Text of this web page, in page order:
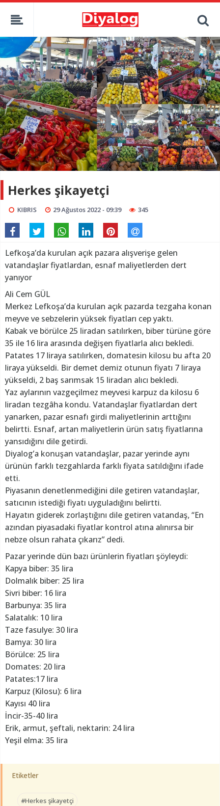
Herkes şikayetçi
KIBRIS 29 Ağustos 2022 - 09:39 345
Lefkoşa’da kurulan açık pazara alışverişe gelen
vatandaşlar fiyatlardan, esnaf maliyetlerden dert
yanıyor
Ali Cem GÜL
Merkez Lefkoşa’da kurulan açık pazarda tezgaha konan
meyve ve sebzelerin yüksek fiyatları cep yaktı.
Kabak ve börülce 25 liradan satılırken, biber türüne göre
35 ile 16 lira arasında değişen fiyatlarla alıcı bekledi.
Patates 17 liraya satılırken, domatesin kilosu bu afta 20
liraya yükseldi. Bir demet demiz otunun fiyatı 7 liraya
yükseldi, 2 baş sarımsak 15 liradan alıcı bekledi.
Yaz aylarının vazgeçilmez meyvesi karpuz da kilosu 6
liradan tezgâha kondu. Vatandaşlar fiyatlardan dert
yanarken, pazar esnafı girdi maliyetlerinin arttığını
belirtti. Esnaf, artan maliyetlerin ürün satış fiyatlarına
yansıdığını dile getirdi.
Diyalog’a konuşan vatandaşlar, pazar yerinde aynı
ürünün farklı tezgahlarda farklı fiyata satıldığını ifade
etti.
Piyasanın denetlenmediğini dile getiren vatandaşlar,
satıcının istediği fiyatı uyguladığını belirtti.
Hayatın giderek zorlaştığını dile getiren vatandaş, “En
azından piyasadaki fiyatlar kontrol atına alınırsa bir
nebze olsun rahata çıkarız” dedi.
Pazar yerinde dün bazı ürünlerin fiyatları şöyleydi:
Kapya biber: 35 lira
Dolmalık biber: 25 lira
Sivri biber: 16 lira
Barbunya: 35 lira
Salatalık: 10 lira
Taze fasulye: 30 lira
Bamya: 30 lira
Börülce: 25 lira
Domates: 20 lira
Patates:17 lira
Karpuz (Kilosu): 6 lira
Kayısı 40 lira
İncir-35-40 lira
Erik, armut, şeftali, nektarin: 24 lira
Yeşil elma: 35 lira
Etiketler
#Herkes şikayetçi